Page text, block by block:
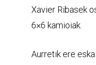
Xavier Ribasek
6×6 kamioiak.
Aurretik ere